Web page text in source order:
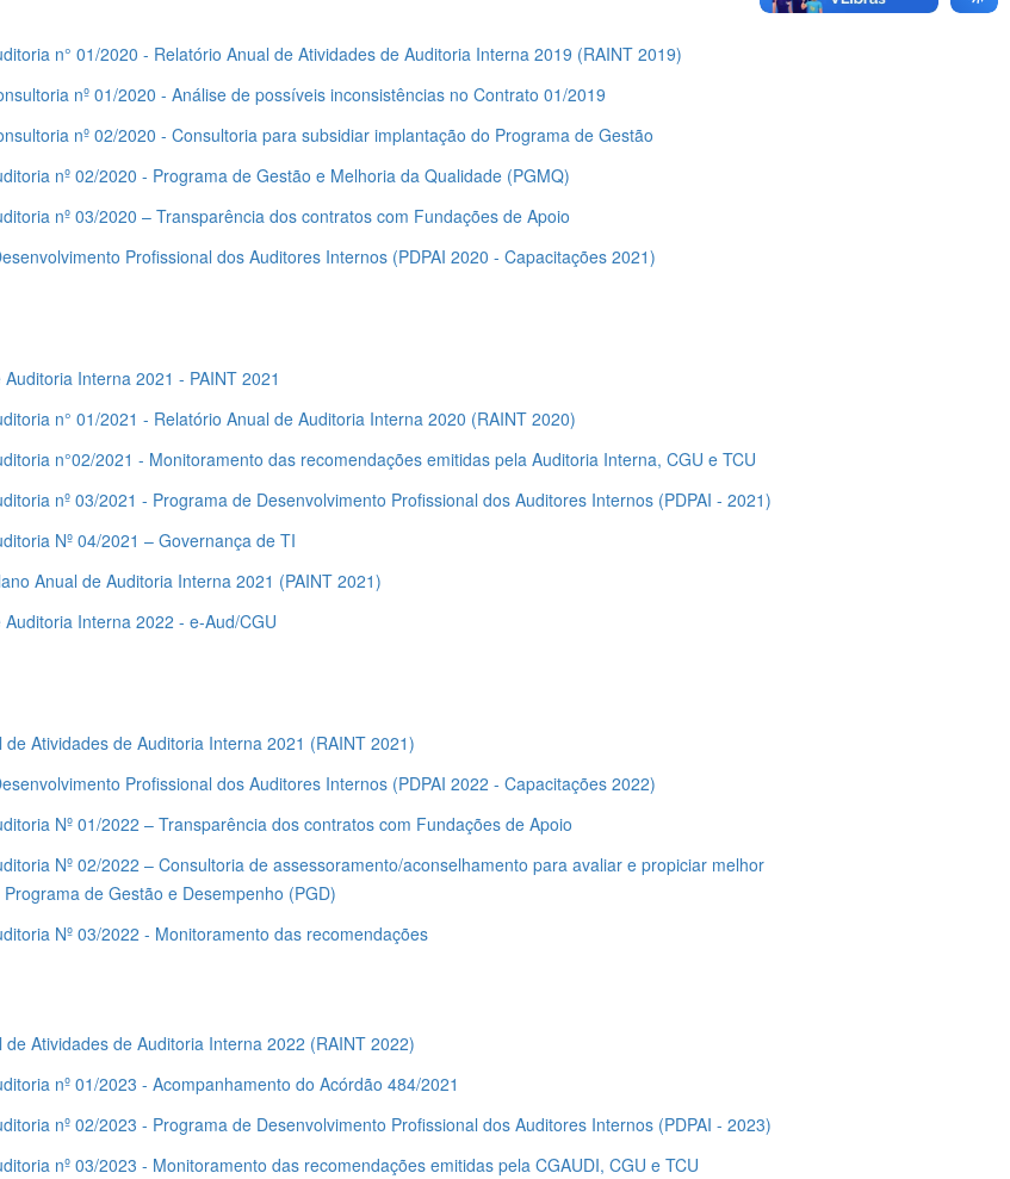
n° 01/2020 - Relatório Anual de Atividades de Auditoria Interna 2019 (RAINT 2019)
nº 01/2020 - Análise de possíveis inconsistências no Contrato 01/2019
nº 02/2020 - Consultoria para subsidiar implantação do Programa de Gestão
nº 02/2020 - Programa de Gestão e Melhoria da Qualidade (PGMQ)
nº 03/2020 – Transparência dos contratos com Fundações de Apoio
Profissional dos Auditores Internos (PDPAI 2020 - Capacitações 2021)
Interna 2021 - PAINT 2021
n° 01/2021 - Relatório Anual de Auditoria Interna 2020 (RAINT 2020)
n°02/2021 - Monitoramento das recomendações emitidas pela Auditoria Interna, CGU e TCU
nº 03/2021 - Programa de Desenvolvimento Profissional dos Auditores Internos (PDPAI - 2021)
Nº 04/2021 – Governança de TI
Anual de Auditoria Interna 2021 (PAINT 2021)
Auditoria Interna 2022 - e-Aud/CGU
de Atividades de Auditoria Interna 2021 (RAINT 2021)
Profissional dos Auditores Internos (PDPAI 2022 - Capacitações 2022)
Nº 01/2022 – Transparência dos contratos com Fundações de Apoio
Nº 02/2022 – Consultoria de assessoramento/aconselhamento para avaliar e propiciar melhor
de Gestão e Desempenho (PGD)
Nº 03/2022 - Monitoramento das recomendações
de Atividades de Auditoria Interna 2022 (RAINT 2022)
nº 01/2023 - Acompanhamento do Acórdão 484/2021
nº 02/2023 - Programa de Desenvolvimento Profissional dos Auditores Internos (PDPAI - 2023)
nº 03/2023 - Monitoramento das recomendações emitidas pela CGAUDI, CGU e TCU